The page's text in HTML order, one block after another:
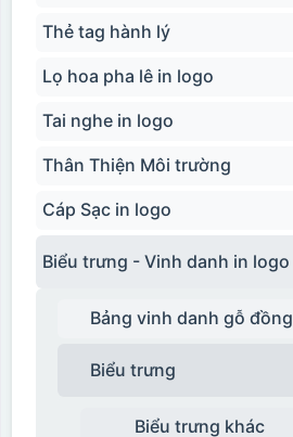
Thẻ tag hành lý
Lọ hoa pha lê in logo
Tai nghe in logo
Thân Thiện Môi trường
Cáp Sạc in logo
Biểu trưng - Vinh danh in logo
Bảng vinh danh gỗ đồng
Biểu trưng
Biểu trưng khác